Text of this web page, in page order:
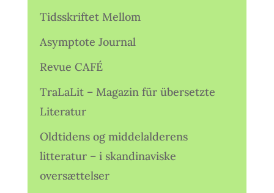
Tidsskriftet Mellom
Asymptote Journal
Revue CAFÉ
TraLaLit – Magazin für übersetzte
Literatur
Oldtidens og middelalderens
litteratur – i skandinaviske
oversættelser